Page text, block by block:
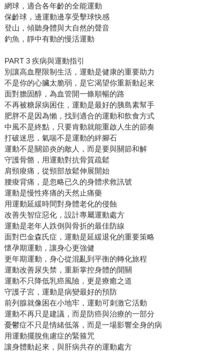
網球，適合各年齡的全能運動
保齡球，邊運動邊享受擊球快感
登山，傾聽身體與大自然的聲音
釣魚，靜中有動的慢活運動
PART 3 疾病與運動指引
別讓高血壓限制生活，運動是健康的重要助力
不是你的心臟太脆弱，是它渴望你重新動起來
面對膽固醇，為血管開一條順暢的路
不再被糖尿病困住，運動是最好的胰島素幫手
肥胖不是因為懶，找到適合的運動和飲食方式
中風不是終點，只要肯動就能重啟人生的節奏
打破迷思，氣喘不是運動的絆腳石
運動不是關節炎的敵人，而是要與關節和解
守護骨骼，用運動對抗骨質疏鬆
肩頸痠痛，從頸部放鬆伸展開始
腰痠背痛，是忽略已久的身體求救訊號
運動是慢性疼痛的天然止痛藥
用運動延緩時間對身體老化的侵蝕
改善失智症惡化，設計專屬運動處方
運動是老年人跌倒與骨折的最佳防線
面對巴金森氏症，運動是延緩退化的重要策略
懷孕期運動，讓身心更強健
更年期運動，身心從混亂到平衡的轉化旅程
運動改善尿失禁，重新掌控身體的開關
運動不只降低乳癌風險，更是療癒之道
守護子宮，運動是病變最好的預防
前列腺就像困在小地牢，運動可刺激它活動
運動不再只是建議，而是防癌與治療的一部分
憂鬱症不只是情緒低落，而是一場影響全身的病
用運動擺脫焦慮症的緊箍咒
讓身體動起來，與肝病共存的運動處方